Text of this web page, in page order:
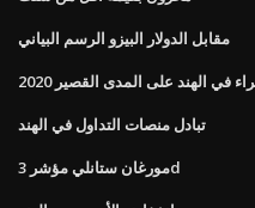
مقابل الدولار البيزو الرسم البياني
في الهند على المدى القصير 2020
تبادل منصات التداول في الهند
مورغان ستانلي مؤشر 3d